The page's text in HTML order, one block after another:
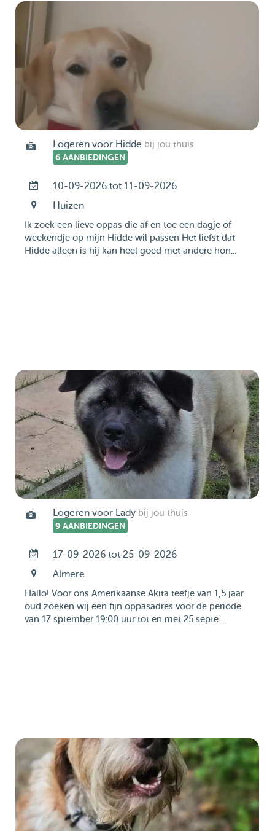
Logeren voor Hidde bij jou thuis
6 AANBIEDINGEN
10-09-2026 tot 11-09-2026
Huizen
Ik zoek een lieve oppas die af en toe een dagje of
weekendje op mijn Hidde wil passen Het liefst dat
Hidde alleen is hij kan heel goed met andere hon...
Logeren voor Lady bij jou thuis
9 AANBIEDINGEN
17-09-2026 tot 25-09-2026
Almere
Hallo! Voor ons Amerikaanse Akita teefje van 1,5 jaar
oud zoeken wij een fijn oppasadres voor de periode
van 17 sptember 19:00 uur tot en met 25 septe...